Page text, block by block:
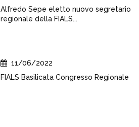
Alfredo Sepe eletto nuovo segretario
regionale della FIALS...
11/06/2022
FIALS Basilicata Congresso Regionale